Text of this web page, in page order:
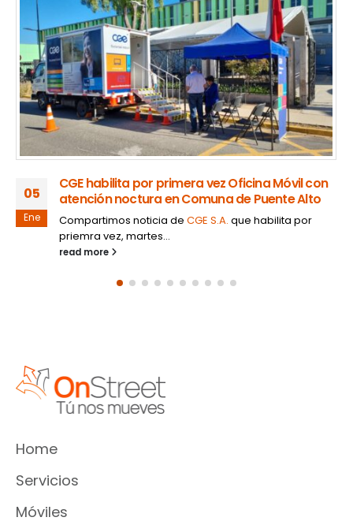
05
Ene
CGE habilita por primera vez Oficina Móvil con
atención noctura en Comuna de Puente Alto
Compartimos noticia de CGE S.A. que habilita por
priemra vez, martes...
read more
Home
Servicios
Móviles